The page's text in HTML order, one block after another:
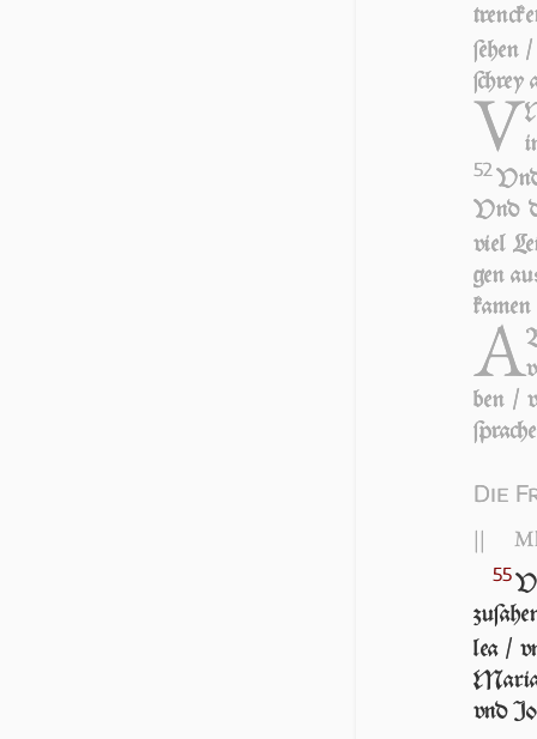
ſe­hen
V
52
Vnd
viel
gen
A
ben /
Die
||
55
lea /
vnd